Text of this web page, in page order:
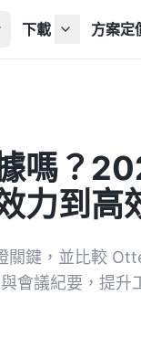
下載 方案定
嗎？
力到高
關鍵，並比較
會議紀要，提升